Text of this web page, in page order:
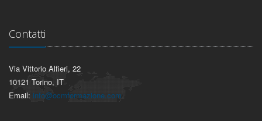
Contatti
Via Vittorio Alfieri, 22
10121 Torino, IT
Email: info@ocmformazione.com